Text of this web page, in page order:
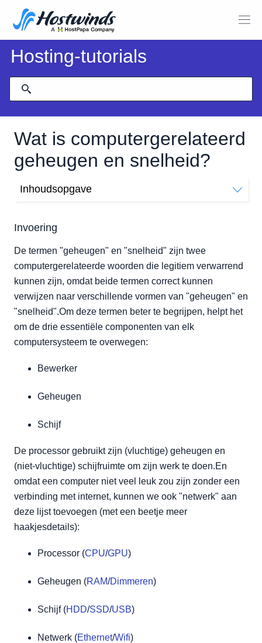
Hosting-tutorials
Wat is computergerelateerd
geheugen en snelheid?
Inhoudsopgave
Schijf
Netwerk
GPU
Omrekeningsfactoren
Gevolgtrekking
Invoering
De termen "geheugen" en "snelheid" zijn twee
computergerelateerde woorden die legitiem verwarrend
kunnen zijn, omdat beide termen correct kunnen
verwijzen naar verschillende vormen van "geheugen" en
"snelheid".Om deze termen beter te begrijpen, helpt het
om de drie essentiële componenten van elk
computersysteem te overwegen:
Bewerker
Geheugen
Schijf
De processor gebruikt zijn (vluchtige) geheugen en
(niet-vluchtige) schijfruimte om zijn werk te doen.En
omdat een computer niet veel leuk zou zijn zonder een
verbinding met internet, kunnen we ook "netwerk" aan
deze lijst toevoegen (met een beetje meer
haakjesdetails):
Processor (CPU/GPU)
Geheugen (RAM/Dimmeren)
Schijf (HDD/SSD/USB)
Netwerk (Ethernet/Wifi)